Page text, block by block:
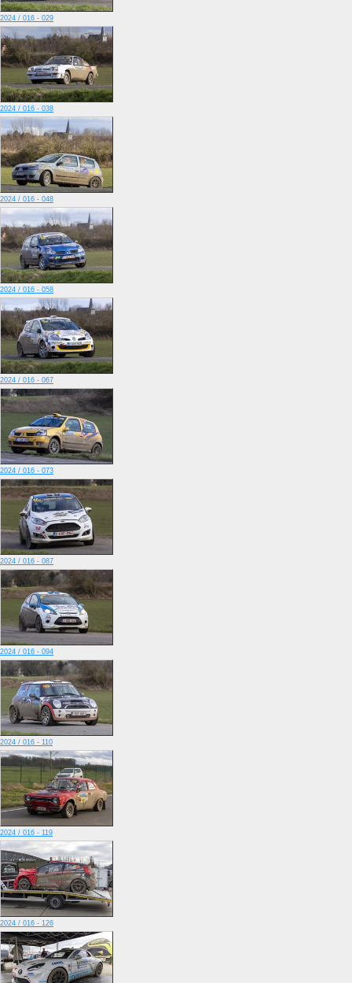
2024 / 016 - 029
2024 / 016 - 038
2024 / 016 - 048
2024 / 016 - 058
2024 / 016 - 067
2024 / 016 - 073
2024 / 016 - 087
2024 / 016 - 094
2024 / 016 - 110
2024 / 016 - 119
2024 / 016 - 126